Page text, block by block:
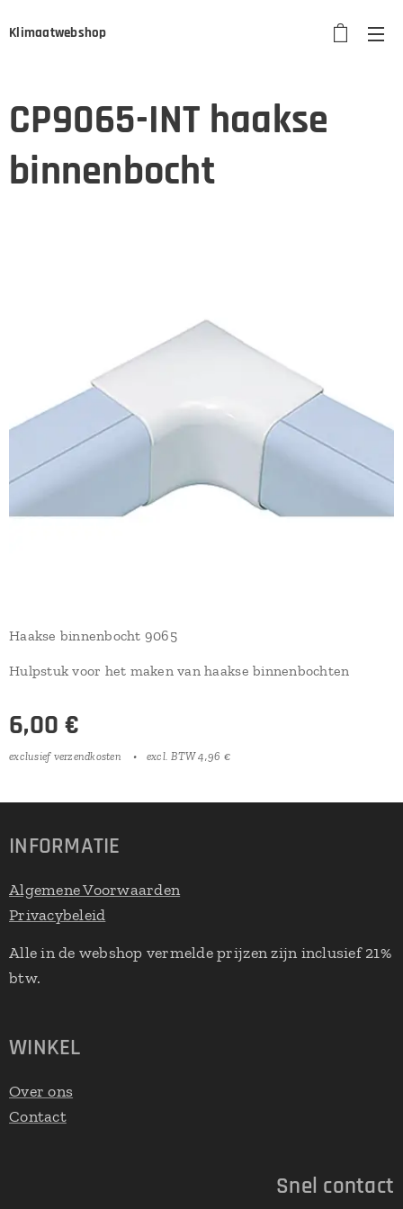
Klimaatwebshop
CP9065-INT haakse
binnenbocht
Haakse binnenbocht 9065
Hulpstuk voor het maken van haakse binnenbochten
6,00 €
exclusief verzendkosten excl. BTW 4,96 €
INFORMATIE
Algemene Voorwaarden
Privacybeleid
Alle in de webshop vermelde prijzen zijn inclusief 21%
btw.
WINKEL
Over ons
Contact
Snel contact